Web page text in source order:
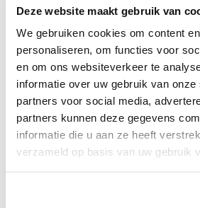
Deze website maakt gebruik van
We gebruiken cookies om content
personaliseren, om functies voor
en om ons websiteverkeer te
informatie over uw gebruik van onze
partners voor social media,
partners kunnen deze gegevens
informatie die u aan ze heeft
verzameld op basis van uw gebruik
Footfixx Wood 34mm
per 4 st 10-2000-BL
€ 10,00
€